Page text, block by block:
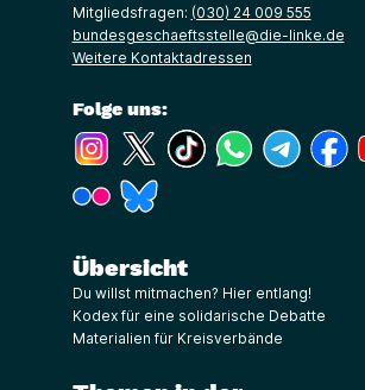
Mitgliedsfragen: (030) 24 009 555
bundesgeschaeftsstelle@die-linke.de
Weitere Kontaktadressen
Folge uns:
(Link öffnet ein neues Fenster)
(Link öffnet ein neues
(Link öffnet ein
(Link öffnet
(Link
(Link öffnet ein neues Fenster)
Übersicht
Du willst mitmachen? Hier entlang!
Kodex für eine solidarische Debatte
Materialien für Kreisverbände